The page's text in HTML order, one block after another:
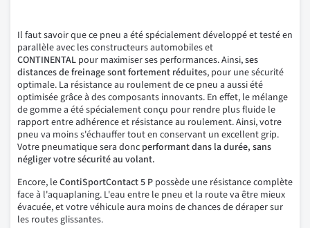
Il faut savoir que ce pneu a été spécialement développé et testé en
parallèle avec les constructeurs automobiles et
CONTINENTAL pour maximiser ses performances. Ainsi,ses
distances de freinage sont fortement réduites, pour une sécurité
optimale. La résistance au roulement de ce pneu a aussi été
optimisée grâce à des composants innovants. En effet, le mélange
de gomme a été spécialement conçu pour rendre plus fluide le
rapport entre adhérence et résistance au roulement. Ainsi, votre
pneu va moins s'échauffer tout en conservant un excellent grip.
Votre pneumatique sera donc performant dans la durée, sans
négliger votre sécurité au volant.
Encore, leContiSportContact 5 P possède une résistance complète
face à l'aquaplaning. L'eau entre le pneu et la route va être mieux
évacuée, et votre véhicule aura moins de chances de déraper sur
les routes glissantes.